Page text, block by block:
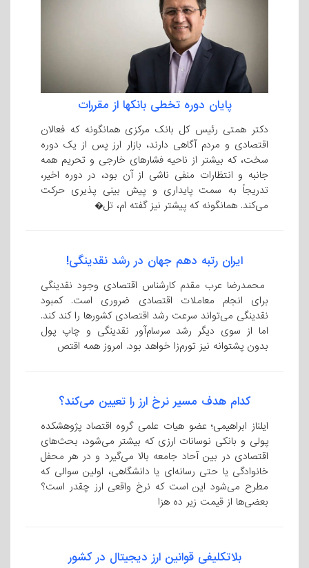
پایان دوره تخطی بانکها از مقررات
دکتر همتی رئیس کل بانک مرکزی همانگونه که فعالان
اقتصادی و مردم آگاهی دارند، بازار ارز پس از یک دوره
سخت، که بیشتر از ناحیه فشارهای خارجی و تحریم همه
جانبه و انتظارات منفی ناشی از آن بود، در دوره اخیر،
تدریجاً به سمت پایداری و پیش بینی پذیری حرکت
می‌کند. همانگونه که پیشتر نیز گفته ام، تل�
ایران رتبه دهم جهان در رشد نقدینگی!
محمدرضا عرب مقدم کارشناس اقتصادی وجود نقدینگی
برای انجام معاملات اقتصادی ضروری است. کمبود
نقدینگی می‌تواند سرعت رشد اقتصادی کشور‌ها را کند کند.
اما از سوی دیگر رشد سرسام‌آور نقدینگی و چاپ پول
بدون پشتوانه نیز تورم‌زا خواهد بود. امروز همه اقتص
کدام هدف مسیر نرخ ارز را تعیین می‌کند؟
ایلناز ابراهیمی؛ عضو هیات علمی گروه اقتصاد پژوهشکده
پولی و بانکی نوسانات ارزی که بیشتر می‌شود، بحث‌های
اقتصادی در بین آحاد جامعه بالا می‌گیرد و در هر محفل
خانوادگی یا حتی رسانه‌ای یا دانشگاهی، اولین سوالی که
مطرح می‌شود این است که نرخ واقعی ارز چقدر است؟
بعضی‌ها از قیمت زیر ده هزا
بلاتکلیفی قوانین ارز دیجیتال در کشور